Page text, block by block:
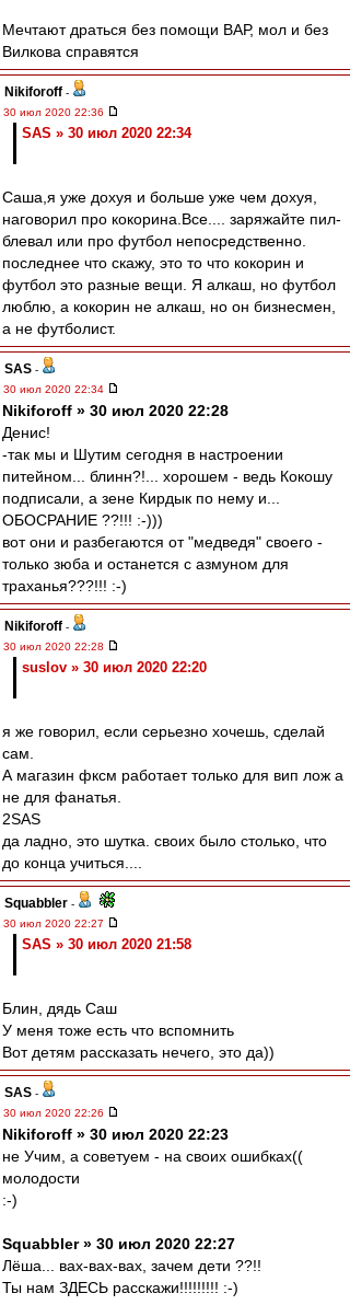
Мечтают драться без помощи ВАР, мол и без
Вилкова справятся
Nikiforoff -
30 июл 2020 22:36
SAS » 30 июл 2020 22:34
Саша,я уже дохуя и больше уже чем дохуя,
наговорил про кокорина.Все.... заряжайте пил-
блевал или про футбол непосредственно.
последнее что скажу, это то что кокорин и
футбол это разные вещи. Я алкаш, но футбол
люблю, а кокорин не алкаш, но он бизнесмен,
а не футболист.
SAS -
30 июл 2020 22:34
Nikiforoff » 30 июл 2020 22:28
Денис!
-так мы и Шутим сегодня в настроении
питейном... блинн?!... хорошем - ведь Кокошу
подписали, а зене Кирдык по нему и...
ОБОСРАНИЕ ??!!! :-)))
вот они и разбегаются от "медведя" своего -
только зюба и останется с азмуном для
траханья???!!! :-)
Nikiforoff -
30 июл 2020 22:28
suslov » 30 июл 2020 22:20
я же говорил, если серьезно хочешь, сделай
сам.
А магазин фксм работает только для вип лож а
не для фанатья.
2SAS
да ладно, это шутка. своих было столько, что
до конца учиться....
Squabbler -
30 июл 2020 22:27
SAS » 30 июл 2020 21:58
Блин, дядь Саш
У меня тоже есть что вспомнить
Вот детям рассказать нечего, это да))
SAS -
30 июл 2020 22:26
Nikiforoff » 30 июл 2020 22:23
не Учим, а советуем - на своих ошибках((
молодости
:-)
Squabbler » 30 июл 2020 22:27
Лёша... вах-вах-вах, зачем дети ??!!
Ты нам ЗДЕСЬ расскажи!!!!!!!!! :-)